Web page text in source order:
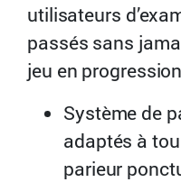
utilisateurs
passés sans
jeu en
Système de
adaptés à
parieur